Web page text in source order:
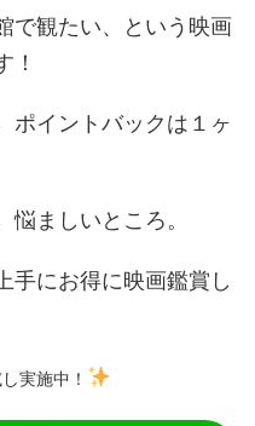
で観たい、という映画
！
ポイントバックは１ヶ
ましいところ。
手にお得に映画鑑賞し
実施中！